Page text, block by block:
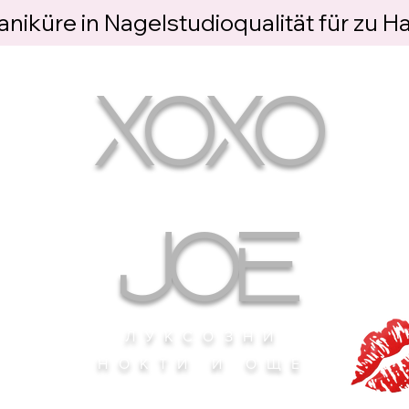
in Nagelstudioqualität für zu
XOXO
JOE
ЛУКСОЗНИ
НОКТИ И ОЩЕ